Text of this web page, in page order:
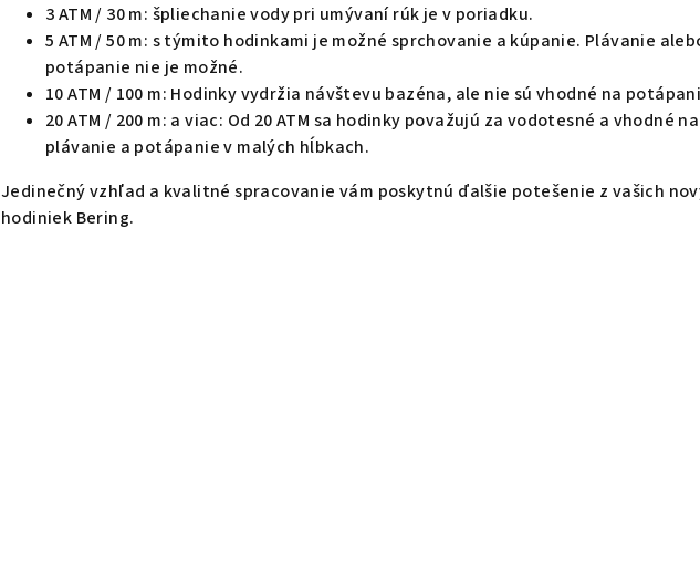
3 ATM / 30 m: špliechanie vody pri umývaní rúk je v poriadku.
5 ATM / 50 m: s týmito hodinkami je možné sprchovanie a kúpanie. Plávanie
potápanie nie je možné.
10 ATM / 100 m: Hodinky vydržia návštevu bazéna, ale nie sú vhodné na
20 ATM / 200 m: a viac: Od 20 ATM sa hodinky považujú za vodotesné a vhodné na
plávanie a potápanie v malých hĺbkach.
Jedinečný vzhľad a kvalitné spracovanie vám poskytnú ďalšie potešenie z vašich
hodiniek Bering.